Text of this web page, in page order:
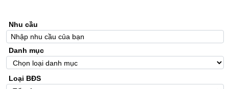
Nhu cầu
Danh mục
Loại BĐS